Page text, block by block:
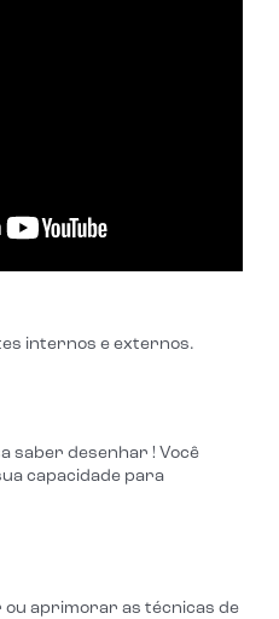
internos e externos.
saber desenhar ! Você
capacidade para
ou aprimorar as técnicas de